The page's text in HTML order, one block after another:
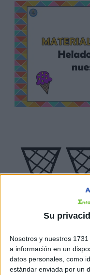
Su
Nosotros y nuestros 1731
a información en un
datos personales, como
estándar enviada por un